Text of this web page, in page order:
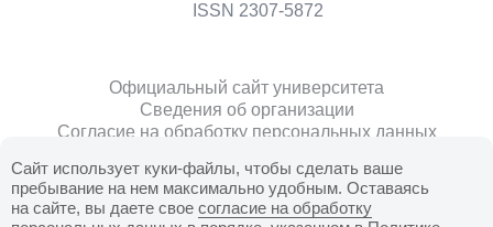
ISSN 2307-5872
Официальный сайт университета
Сведения об организации
Согласие на обработку персональных данных
персональных данных (Положение ПВД-163)
Положение ПВД-106 о защите, хранении,
обработке и передаче персональных данных
Сайт использует куки-файлы, чтобы сделать ваше
пребывание на нем максимально удобным. Оставаясь
на сайте, вы даете свое согласие на обработку